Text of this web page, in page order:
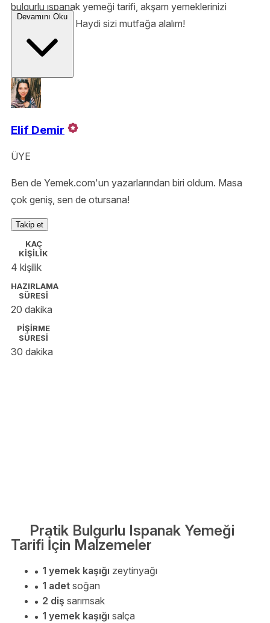
bulgurlu ıspanak yemeği tarifi, akşam yemeklerinizi
şenlendirecek. Haydi sizi mutfağa alalım!
Devamını Oku
Elif Demir
ÜYE
Ben de Yemek.com'un yazarlarından biri oldum. Masa
çok geniş, sen de otursana!
Takip et
KAÇ
KİŞİLİK
4 kişilik
HAZIRLAMA
SÜRESİ
20 dakika
PİŞİRME
SÜRESİ
30 dakika
Pratik Bulgurlu Ispanak Yemeği
Tarifi İçin Malzemeler
1 yemek kaşığı zeytinyağı
1 adet soğan
2 diş sarımsak
1 yemek kaşığı salça